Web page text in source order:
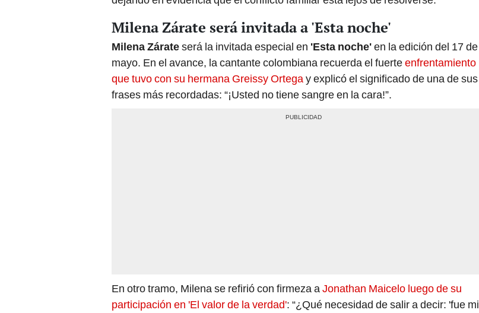
Milena Zárate será invitada a 'Esta noche'
Milena Zárateserá la invitada especial en 'Esta noche'en la edición del 17 de
mayo. En el avance, la cantante colombiana recuerda el fuerteenfrentamiento
que tuvo con su hermana Greissy Ortegay explicó el significado de una de sus
frases más recordadas: “¡Usted no tiene sangre en la cara!”.
En otro tramo, Milena se refirió con firmeza aJonathan Maicelo luego de su
participación en 'El valor de la verdad': “¿Qué necesidad de salir a decir: 'fue mi